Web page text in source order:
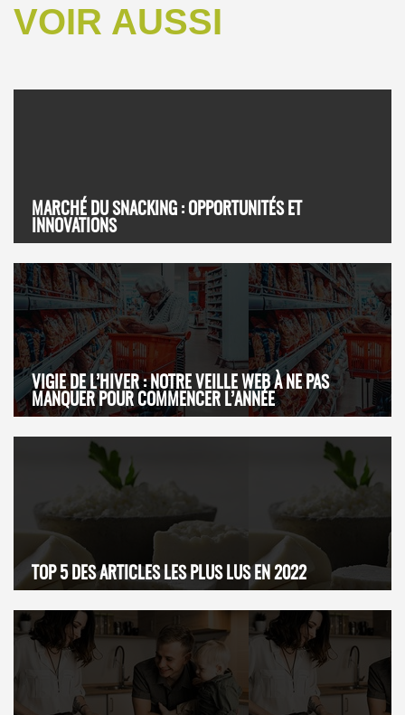
VOIR AUSSI
MARCHÉ DU SNACKING : OPPORTUNITÉS ET
INNOVATIONS
VIGIE DE L’HIVER : NOTRE VEILLE WEB À NE PAS
MANQUER POUR COMMENCER L’ANNÉE
TOP 5 DES ARTICLES LES PLUS LUS EN 2022